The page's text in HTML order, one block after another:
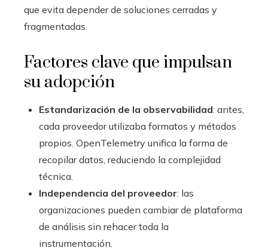
que evita depender de soluciones cerradas y
fragmentadas.
Factores clave que impulsan
su adopción
Estandarización de la observabilidad: antes,
cada proveedor utilizaba formatos y métodos
propios. OpenTelemetry unifica la forma de
recopilar datos, reduciendo la complejidad
técnica.
Independencia del proveedor: las
organizaciones pueden cambiar de plataforma
de análisis sin rehacer toda la
instrumentación.